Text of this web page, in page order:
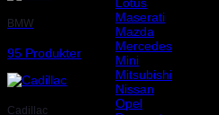
Maserati
Mazda
Mercedes
Mini
Mitsubishi
Nissan
Opel
BMW
95 Produkter
Cadillac